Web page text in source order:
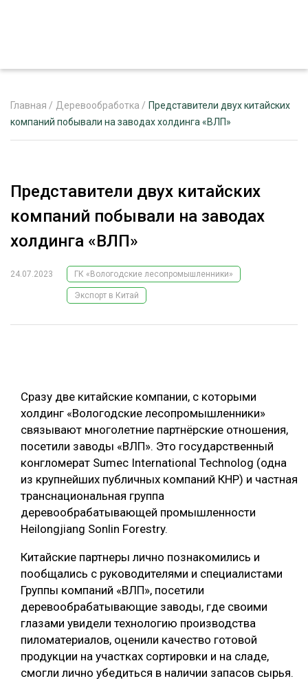
РЕКЛАМОДАТЕЛЯМ
ЛЕСНОЕ ХОЗЯЙСТВО
ЛЕСОЗАГОТОВКА
ОБРАБОТКА ДРЕВЕСИНЫ
ЛЕСОВОССТАНОВЛЕНИЕ И ЗАЩИТА
ЛОГИСТИКА
ПРОИЗВОДСТВО ДРЕВЕСНЫХ ПЛИТ
ЦБП
КОМПЛЕКСНАЯ ПЕРЕРАБОТКА
ДЕРЕВЯННОЕ ДОМОСТРОЕНИЕ
БЕЗОПАСНОЕ ПРОИЗВОДСТВО
СОРТИРОВКА ДРЕВЕСИНЫ
СУШКА ДРЕВЕСИНЫ
МЕБЕЛЬНОЕ ПРОИЗВОДСТВО
ТЕМАТИЧЕСКИЕ ПРОЕКТЫ
ЭКСПЕРТНОЕ МНЕНИЕ
Главная / Деревообработка / Представители двух китайских
компаний побывали на заводах холдинга «ВЛП»
Представители двух китайских
компаний побывали на заводах
холдинга «ВЛП»
24.07.2023 ГК «Вологодские лесопромышленники»
Экспорт в Китай
Сразу две китайские компании, с которыми
холдинг «Вологодские лесопромышленники»
связывают многолетние партнёрские отношения,
посетили заводы «ВЛП». Это государственный
конгломерат Sumec International Technolog (одна
из крупнейших публичных компаний КНР) и частная
транснациональная группа
деревообрабатывающей промышленности
Heilongjiang Sonlin Forestry.
Китайские партнеры лично познакомились и
пообщались с руководителями и специалистами
Группы компаний «ВЛП», посетили
деревообрабатывающие заводы, где своими
глазами увидели технологию производства
пиломатериалов, оценили качество готовой
продукции на участках сортировки и на сладе,
смогли лично убедиться в наличии запасов сырья.